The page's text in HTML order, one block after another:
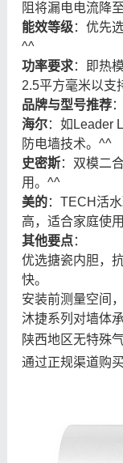
阻将漏电电流降
能效等级：优先
^^
功率要求：即热
2.5平方毫米以支
品牌与型号推荐：
海尔：如Leader
防电墙技术。^^
史密斯：双模二
用。^^
美的：TECH活
高，适合家庭使
其他要点：
优选搪瓷内胆，
快。
安装前测量空间
沐捷系列对墙体
陕西地区无特殊
通过正规渠道购